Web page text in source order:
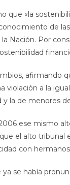
que «la
de
Nación. Por
afirmando
violación a la
la de menores
ese mismo
el alto tribunal
con
se había